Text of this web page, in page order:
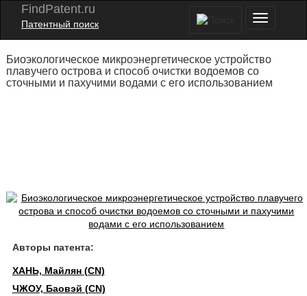
FindPatent.ru
Патентный поиск
Биоэкологическое микроэнергетическое устройство
плавучего острова и способ очистки водоемов со
сточными и пахучими водами с его использованием
Авторы патента:
ХАНЬ, Майлян (CN)
ЧЖОУ, Баовэй (CN)